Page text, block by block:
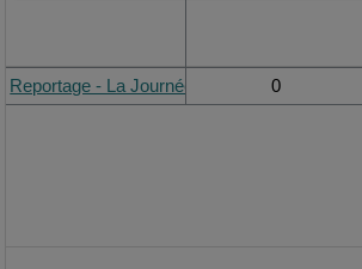
Reportage - La Journée Portes Ouvertes de
0